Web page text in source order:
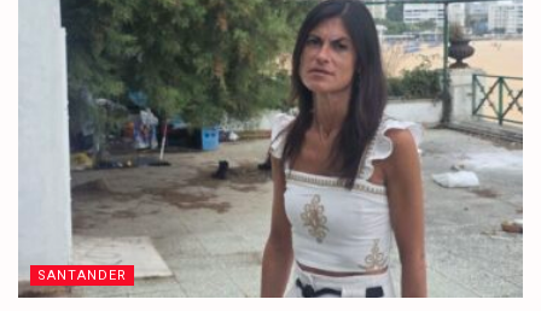
SANTANDER